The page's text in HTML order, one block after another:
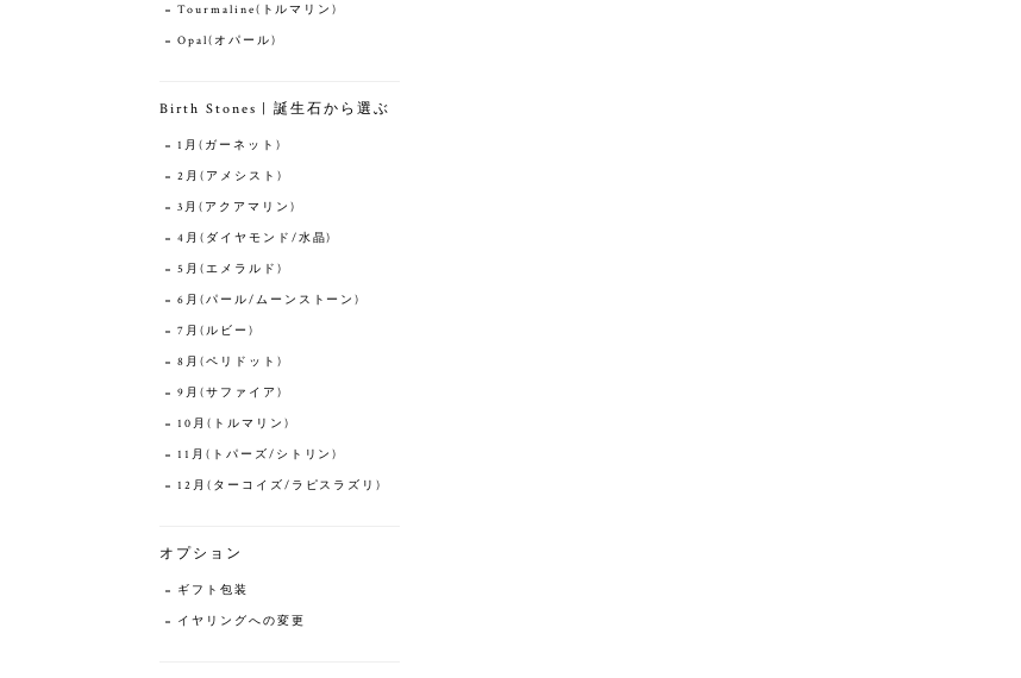
Tourmaline(トルマリン)
Opal(オパール)
Birth Stones | 誕生石から選ぶ
1月(ガーネット)
2月(アメシスト)
3月(アクアマリン)
4月(ダイヤモンド/水晶)
5月(エメラルド)
6月(パール/ムーンストーン)
7月(ルビー)
8月(ペリドット)
9月(サファイア)
10月(トルマリン)
11月(トパーズ/シトリン)
12月(ターコイズ/ラピスラズリ)
オプション
ギフト包装
イヤリングへの変更